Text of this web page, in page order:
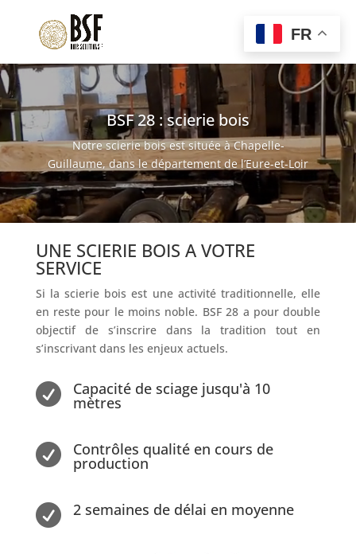
BSF 28 : scierie bois
Notre scierie bois est située à Chapelle-
Guillaume, dans le département de l’Eure-et-Loir
Lecteur
vidéo
UNE SCIERIE BOIS A VOTRE
SERVICE
Si la scierie bois est une activité traditionnelle, elle
en reste pour le moins noble. BSF 28 a pour double
objectif de s’inscrire dans la tradition tout en
s’inscrivant dans les enjeux actuels.
 Capacité de sciage jusqu'à 10
mètres
 Contrôles qualité en cours de
production
 2 semaines de délai en moyenne
FR